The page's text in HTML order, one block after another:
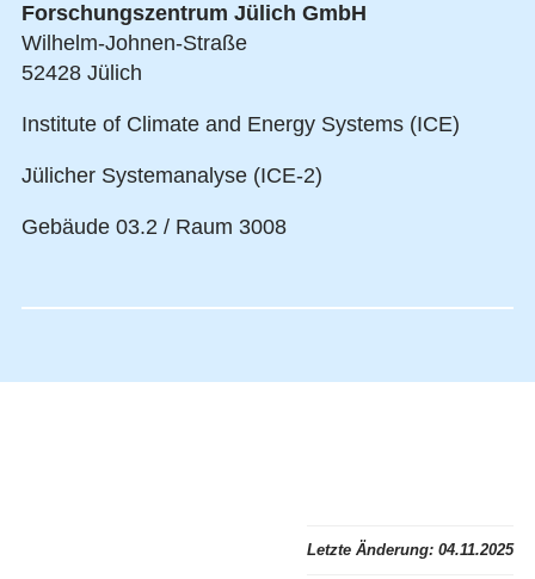
Forschungszentrum Jülich GmbH
Wilhelm-Johnen-Straße
52428 Jülich
Institute of Climate and Energy Systems (ICE)
Jülicher Systemanalyse (ICE-2)
Gebäude 03.2 / Raum 3008
Letzte Änderung: 04.11.2025